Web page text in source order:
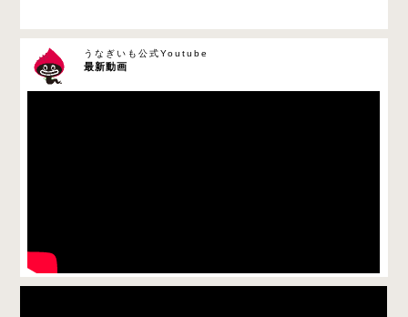
最新動画
うなぎいも公式Youtube